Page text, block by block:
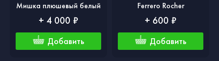
Мишка плюшевый белый
+ 4 000 ₽
Добавить
Ferrero Rocher
+ 600 ₽
Добавить